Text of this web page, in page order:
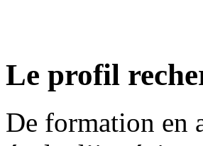
Le profil
De formation en